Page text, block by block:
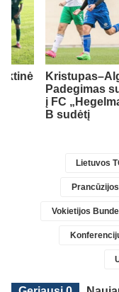
Padegimas
į FC
B sudėtį
Lietuvos
Vokietijos